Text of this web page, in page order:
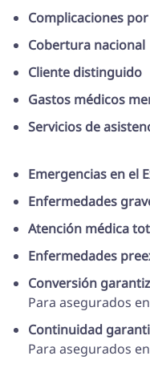
Complicaciones
Cobertura nacional
Cliente distinguido
Gastos médicos
Servicios de
Emergencias en el
Enfermedades
Atención médica
Enfermedades
Conversión
Para asegurados
Continuidad
Para asegurados